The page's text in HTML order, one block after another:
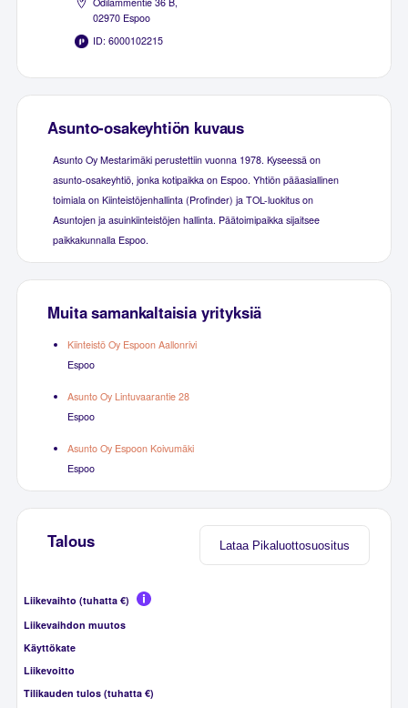
02970 Espoo
ID: 6000102215
Asunto-osakeyhtiön kuvaus
Asunto Oy Mestarimäki perustettiin vuonna 1978. Kyseessä on
asunto-osakeyhtiö, jonka kotipaikka on Espoo. Yhtiön pääasiallinen
toimiala on Kiinteistöjenhallinta (Profinder) ja TOL-luokitus on
Asuntojen ja asuinkiinteistöjen hallinta. Päätoimipaikka sijaitsee
paikkakunnalla Espoo.
Muita samankaltaisia yrityksiä
Kiinteistö Oy Espoon Aallonrivi
Espoo
Asunto Oy Lintuvaarantie 28
Espoo
Asunto Oy Espoon Koivumäki
Espoo
Lataa Pikaluottosuositus
Talous
Liikevaihto (tuhatta €)
Liikevaihdon muutos
Käyttökate
Liikevoitto
Tilikauden tulos (tuhatta €)